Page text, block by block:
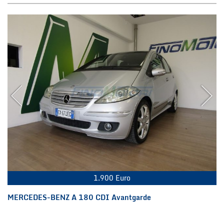
1.900 Euro
MERCEDES-BENZ A 180 CDI Avantgarde